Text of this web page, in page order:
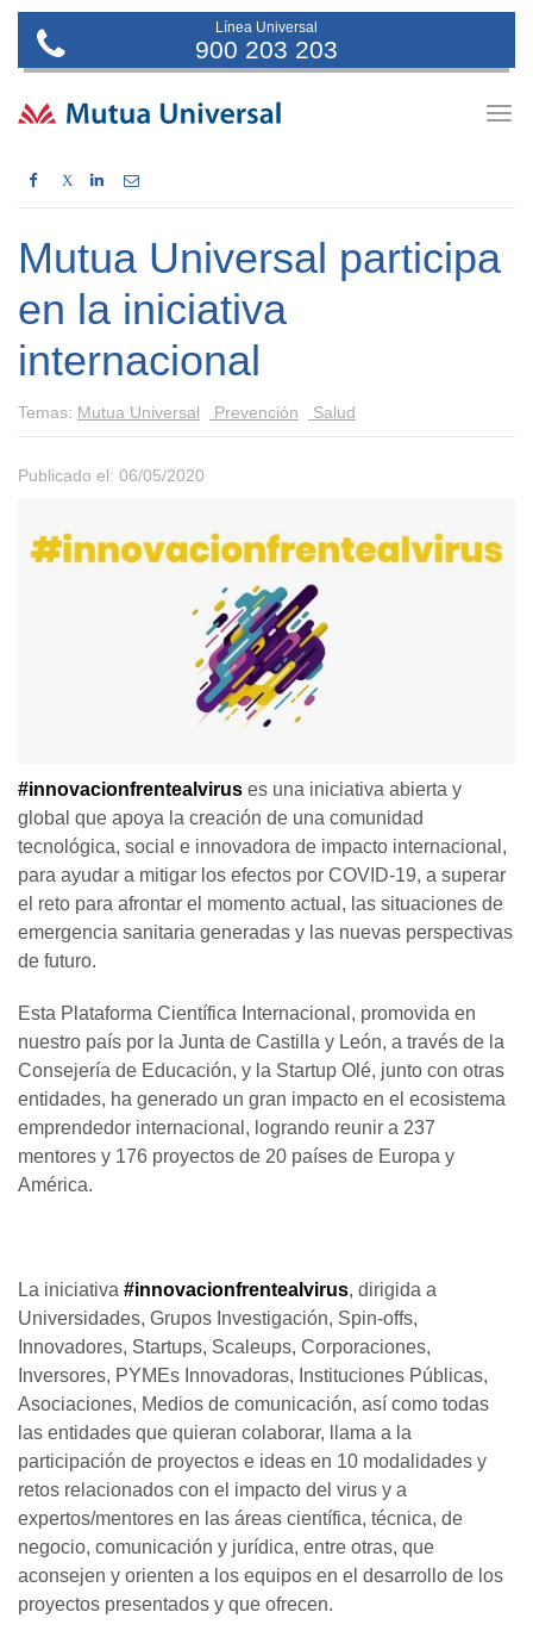
Línea Universal
900 203 203
X
Mutua Universal participa
en la iniciativa
internacional
Temas: Mutua Universal Prevención Salud
Publicado el: 06/05/2020
#innovacionfrentealvirus es una iniciativa abierta y
global que apoya la creación de una comunidad
tecnológica, social e innovadora de impacto internacional,
para ayudar a mitigar los efectos por COVID-19, a superar
el reto para afrontar el momento actual, las situaciones de
emergencia sanitaria generadas y las nuevas perspectivas
de futuro.
Esta Plataforma Científica Internacional, promovida en
nuestro país por la Junta de Castilla y León, a través de la
Consejería de Educación, y la Startup Olé, junto con otras
entidades, ha generado un gran impacto en el ecosistema
emprendedor internacional, logrando reunir a 237
mentores y 176 proyectos de 20 países de Europa y
América.
La iniciativa #innovacionfrentealvirus, dirigida a
Universidades, Grupos Investigación, Spin-offs,
Innovadores, Startups, Scaleups, Corporaciones,
Inversores, PYMEs Innovadoras, Instituciones Públicas,
Asociaciones, Medios de comunicación, así como todas
las entidades que quieran colaborar, llama a la
participación de proyectos e ideas en 10 modalidades y
retos relacionados con el impacto del virus y a
expertos/mentores en las áreas científica, técnica, de
negocio, comunicación y jurídica, entre otras, que
aconsejen y orienten a los equipos en el desarrollo de los
proyectos presentados y que ofrecen.